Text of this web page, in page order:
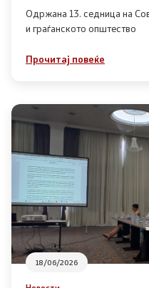
Контакт
Контакт
Линкови
Изјава за пристапност
Со еден
Одржана 13. седница на
и граѓанското општество
Прочитај повеќе
18/06/2026